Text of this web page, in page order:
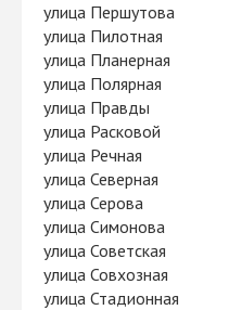
улица Першутова
улица Пилотная
улица Планерная
улица Полярная
улица Правды
улица Расковой
улица Речная
улица Северная
улица Серова
улица Симонова
улица Советская
улица Совхозная
улица Стадионная